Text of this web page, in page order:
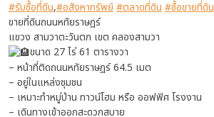
#รับซื้อที่ดิน,#อสังหาทรัพย์#ตลาดที่ดิน #ซื้อขายที่ดิน
ขายที่ดินถนนหทัยราษฎร์
แขวง สามวาตะวันตก เขต คลองสามวา
ขนาด 27 ไร่ 61 ตารางวา
– หน้าที่ติดถนนหทัยราษฎร์ 64.5 เมต
– อยู่ในแหล่งชุมชน
– เหมาะทำหมู่บ้าน ทาวน์โฮม หรือ ออฟฟิศ โรงงาน
– เดินทางเข้าออกสะดวกสบาย